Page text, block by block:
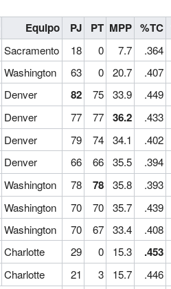
Equipo PJ PT MPP %TC
Sacramento 18 0 7.7 .364
Washington 63 0 20.7 .407
Denver 82 75 33.9 .449
Denver 77 77 36.2 .433
Denver 79 74 34.1 .402
Denver 66 66 35.5 .394
Washington 78 78 35.8 .393
Washington 70 70 35.7 .439
Washington 70 67 33.4 .408
Charlotte 29 0 15.3 .453
Charlotte 21 3 15.7 .446